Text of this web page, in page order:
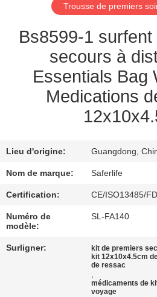
CONTRÔLE
DE
QUALITÉ
NOUVELLES
LES
AFFAIRES
DEMANDEZ
Trousse de premiers
Bs8599-1
secours à
Essentials Bag
Medications
Lieu d'origine: Guangdong,
Nom de marque: Saferlife
Certification: CE/ISO13485/
Numéro de
modèle:
SL-FA140
Surligner: kit de premiers
kit 12x10x4.5cm
de ressac
,
médicaments de
voyage